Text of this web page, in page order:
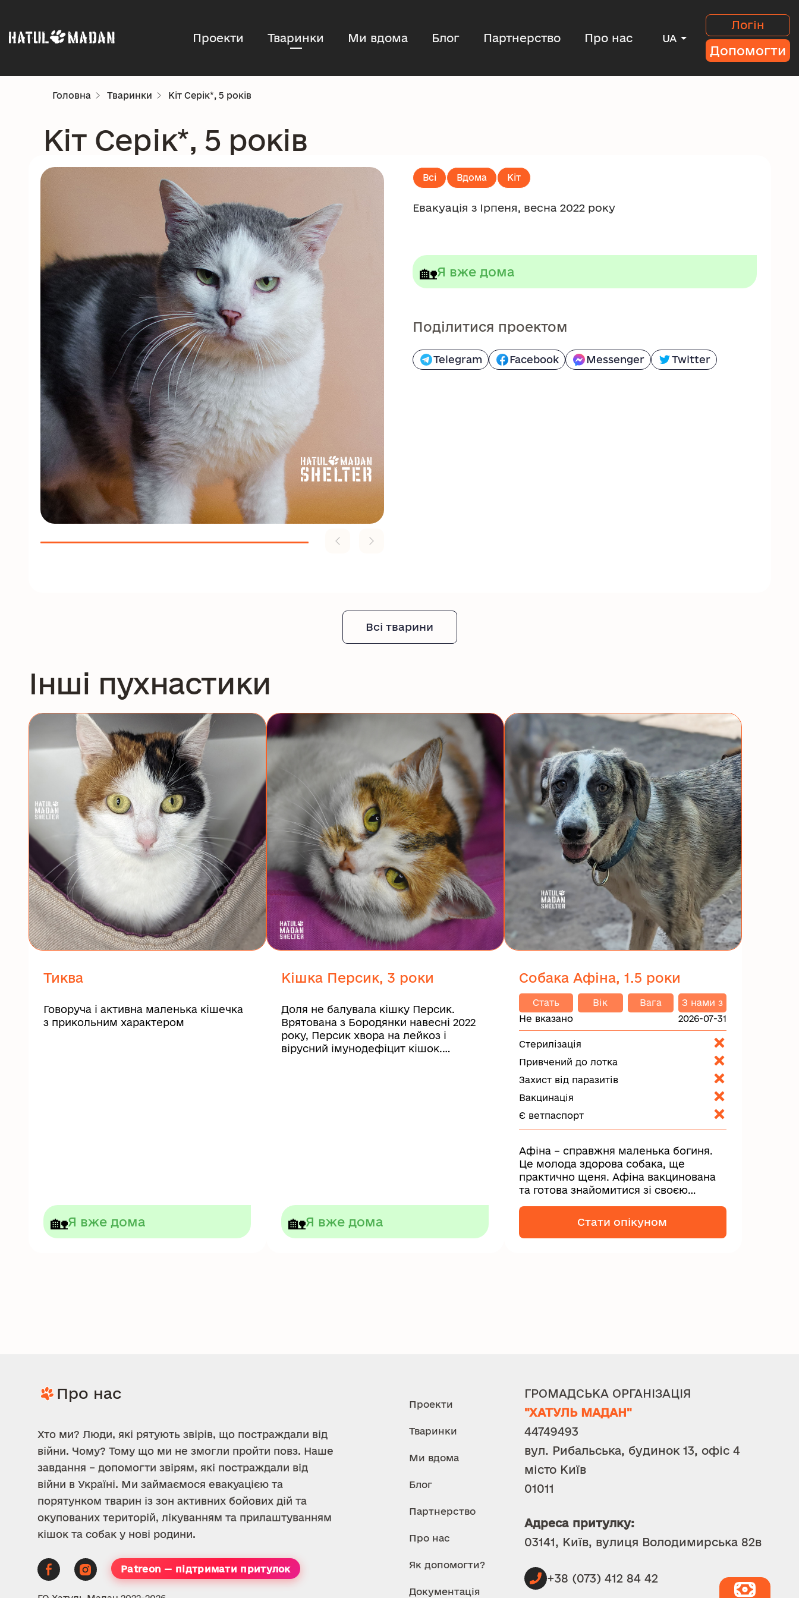
Проекти Тваринки Ми вдома Блог Партнерство Про нас UA
Логін
Допомогти
Головна Тваринки Кіт Серік*, 5 років
Кіт Серік*, 5 років
Всі Вдома Кіт
Евакуація з Ірпеня, весна 2022 року
🏡Я вже дома
Поділитися проектом
Telegram Facebook Messenger Twitter
Всі тварини
Інші пухнастики
Тиква
Говоруча і активна маленька кішечка
з прикольним характером
🏡Я вже дома
Кішка Персик, 3 роки
Доля не балувала кішку Персик.
Врятована з Бородянки навесні 2022
року, Персик хвора на лейкоз і
вірусний імунодефіцит кішок.
🏡Я вже дома
Собака Афіна, 1.5 роки
Стать
Не вказано
Вік Вага
З нами з
2026-07-31
Стерилізація
Привчений до лотка
Захист від паразитів
Вакцинація
Є ветпаспорт
Афіна – справжня маленька богиня.
Це молода здорова собака, ще
практично щеня. Афіна вакцинована
та готова знайомитися зі своєю
Стати опікуном
Про нас
Хто ми? Люди, які рятують звірів, що постраждали від
війни. Чому? Тому що ми не змогли пройти повз. Наше
завдання – допомогти звірям, які постраждали від
війни в Україні. Ми займаємося евакуацією та
порятунком тварин із зон активних бойових дій та
окупованих територій, лікуванням та прилаштуванням
кішок та собак у нові родини.
Patreon — підтримати притулок
Проекти
Тваринки
Ми вдома
Блог
Партнерство
Про нас
Як допомогти?
Документація
ГРОМАДСЬКА ОРГАНІЗАЦІЯ
"ХАТУЛЬ МАДАН"
44749493
вул. Рибальська, будинок 13, офіс 4
місто Київ
01011
Адреса притулку:
03141, Київ, вулиця Володимирська 82в
+38 (073) 412 84 42